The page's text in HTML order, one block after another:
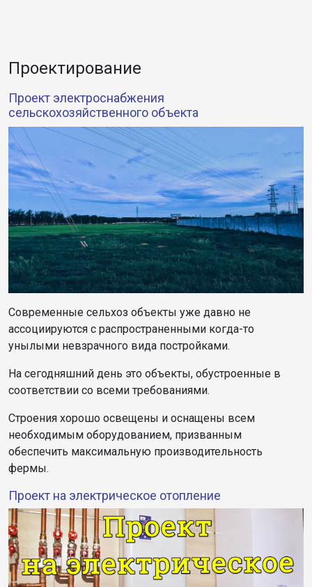
Проектирование
Проект электроснабжения
сельскохозяйственного объекта
Современные сельхоз объекты уже давно не
ассоциируются с распространенными когда-то
унылыми невзрачного вида постройками.
На сегодняшний день это объекты, обустроенные в
соответствии со всеми требованиями.
Строения хорошо освещены и оснащены всем
необходимым оборудованием, призванным
обеспечить максимальную производительность
фермы.
Проект на электрическое отопление